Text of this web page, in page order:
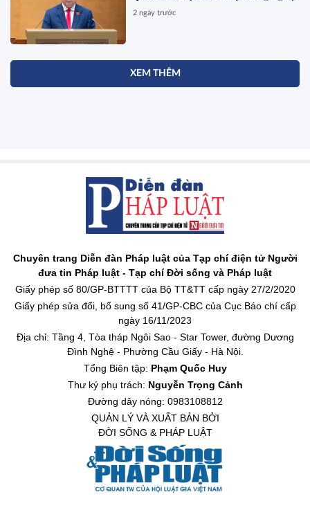
2 ngày trước
XEM THÊM
Chuyên trang Diễn đàn Pháp luật của Tạp chí điện tử Người
đưa tin Pháp luật - Tạp chí Đời sống và Pháp luật
Giấy phép số 80/GP-BTTTT của Bộ TT&TT cấp ngày 27/2/2020
Giấy phép sửa đổi, bổ sung số 41/GP-CBC của Cục Báo chí cấp
ngày 16/11/2023
Địa chỉ: Tầng 4, Tòa tháp Ngôi Sao - Star Tower, đường Dương
Đình Nghệ - Phường Cầu Giấy - Hà Nội.
Tổng Biên tập: Phạm Quốc Huy
Thư ký phụ trách: Nguyễn Trọng Cảnh
Đường dây nóng: 0983108812
QUẢN LÝ VÀ XUẤT BẢN BỞI
ĐỜI SỐNG & PHÁP LUẬT